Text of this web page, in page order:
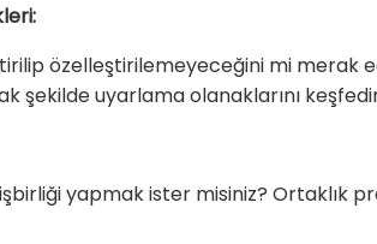
özelleştirilemeyeceğini mi merak
şekilde uyarlama olanaklarını
işbirliği yapmak ister misiniz? Ortaklık